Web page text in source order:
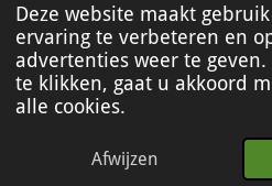
Deze website maakt
ervaring te verbeteren en
advertenties weer te geven.
te klikken, gaat u akkoord
alle cookies.
Afwijzen